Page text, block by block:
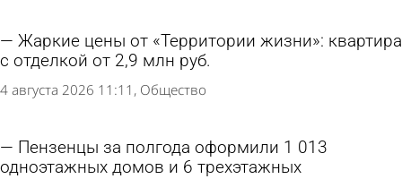
Жаркие цены от «Территории жизни»: квартира
с отделкой от 2,9 млн руб.
4 августа 2026 11:11 Общество
Пензенцы за полгода оформили 1 013
одноэтажных домов и 6 трехэтажных